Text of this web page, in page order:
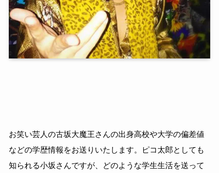
お笑い芸人の古坂大魔王さんの出身高校や大学の偏差値
などの学歴情報をお送りいたします。ピコ太郎としても
知られる小坂さんですが、どのような学生生活を送って